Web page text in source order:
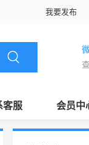
我要发布
客服 会员中